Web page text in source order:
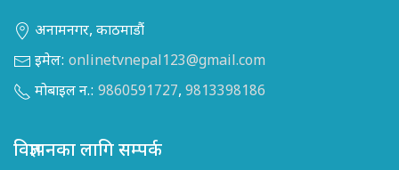
अनामनगर, काठमाडौं
इमेल: onlinetvnepal123@gmail.com
मोबाइल न.: 9860591727, 9813398186
विज्ञापनका लागि सम्पर्क